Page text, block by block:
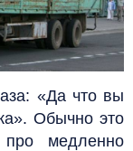
«Да что вы
Обычно это
про медленно